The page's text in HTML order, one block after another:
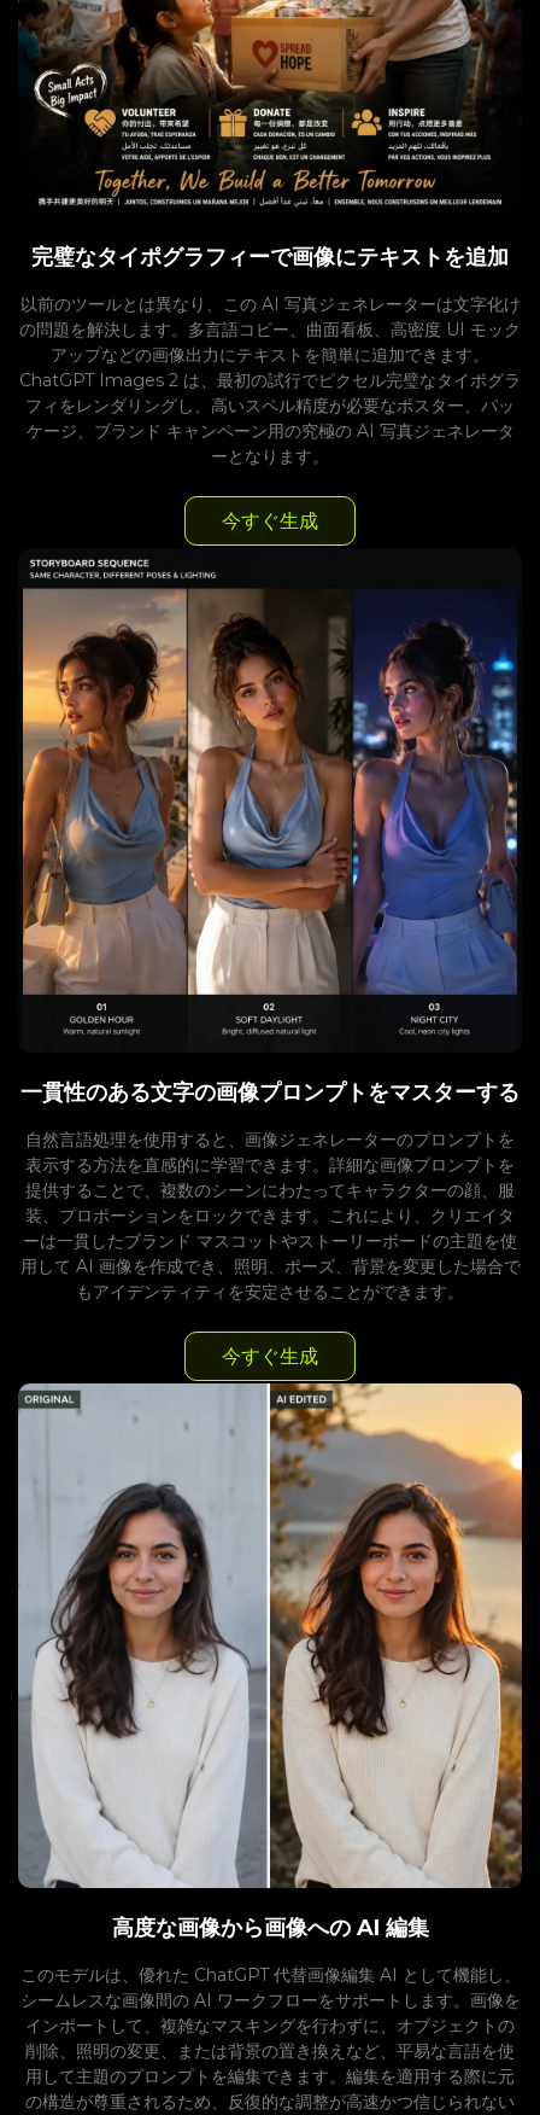
完璧なタイポグラフィーで画像にテキストを追加
以前のツールとは異なり、この AI 写真ジェネレーターは文字化け
の問題を解決します。多言語コピー、曲面看板、高密度 UI モック
アップなどの画像出力にテキストを簡単に追加できます。
ChatGPT Images 2 は、最初の試行でピクセル完璧なタイポグラ
フィをレンダリングし、高いスペル精度が必要なポスター、パッ
ケージ、ブランド キャンペーン用の究極の AI 写真ジェネレータ
ーとなります。
今すぐ生成
一貫性のある文字の画像プロンプトをマスターする
自然言語処理を使用すると、画像ジェネレーターのプロンプトを
表示する方法を直感的に学習できます。詳細な画像プロンプトを
提供することで、複数のシーンにわたってキャラクターの顔、服
装、プロポーションをロックできます。これにより、クリエイタ
ーは一貫したブランド マスコットやストーリーボードの主題を使
用して AI 画像を作成でき、照明、ポーズ、背景を変更した場合で
もアイデンティティを安定させることができます。
今すぐ生成
高度な画像から画像への AI 編集
このモデルは、優れた ChatGPT 代替画像編集 AI として機能し、
シームレスな画像間の AI ワークフローをサポートします。画像を
インポートして、複雑なマスキングを行わずに、オブジェクトの
削除、照明の変更、または背景の置き換えなど、平易な言語を使
用して主題のプロンプトを編集できます。編集を適用する際に元
の構造が尊重されるため、反復的な調整が高速かつ信じられない